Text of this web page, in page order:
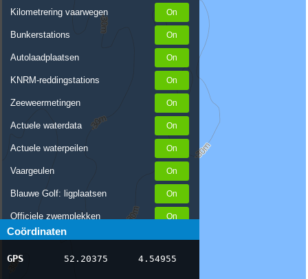
Kilometrering vaarwegen
Bunkerstations
Autolaadplaatsen
KNRM-reddingstations
Zeeweermetingen
Actuele waterdata
Actuele waterpeilen
Vaargeulen
Blauwe Golf: ligplaatsen
Officiele zwemplekken
Stremmingen/hinder
AIS scheepsposities
Coördinaten
GPS 52.20375 4.54955